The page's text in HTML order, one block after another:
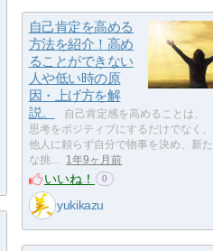
自己肯定を高める
方法を紹介！高め
ることができない
人や低い時の原
因・上げ方を解
説。
自己肯定感を高めることは、
思考をポジティブにするだけでなく、
他人に頼らず自分で物事を決め、新た
な挑… 1年9ヶ月前
いいね！ 0
yukikazu